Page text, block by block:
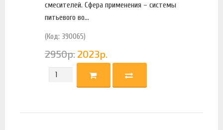
смесителей. Сфера применения – системы
питьевого во...
(Код: 390065)
2950р. 2023р.